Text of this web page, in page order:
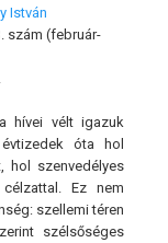
István
szám (február-
hívei vélt igazuk
óta hol
hol szenvedélyes
Ez nem
szellemi téren
szélsőséges